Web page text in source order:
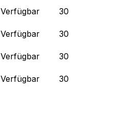
Verfügbar
30
Verfügbar
30
Verfügbar
30
Verfügbar 30